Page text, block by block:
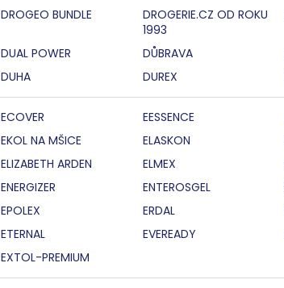
DROGEO BUNDLE
DROGERIE.CZ OD ROKU
1993
DUAL POWER DŮBRAVA
DUHA
DUREX
ECOVER EESSENCE
EKOL NA MŠICE
ELASKON
ELIZABETH ARDEN
ELMEX
ENERGIZER
ENTEROSGEL
EPOLEX
ERDAL
ETERNAL
EVEREADY
EXTOL-PREMIUM